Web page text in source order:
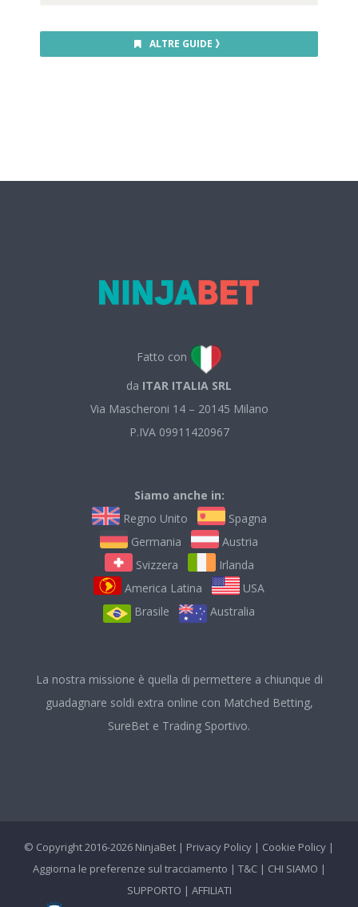
ALTRE GUIDE 》
Fatto con
da ITAR ITALIA SRL
Via Mascheroni 14 – 20145 Milano
P.IVA 09911420967
Siamo anche in:
Regno Unito
Spagna
Germania
Austria
Svizzera
Irlanda
America Latina
USA
Brasile
Australia
La nostra missione è quella di permettere a chiunque di
guadagnare soldi extra online con Matched Betting,
SureBet e Trading Sportivo.
© Copyright 2016-2026 NinjaBet | Privacy Policy | Cookie Policy |
Aggiorna le preferenze sul tracciamento | T&C| CHI SIAMO |
SUPPORTO | AFFILIATI